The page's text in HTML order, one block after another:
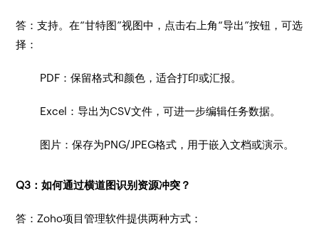
答：支持。在“甘特图”视图中，点击右上角“导出”按钮，可选
择：
PDF：保留格式和颜色，适合打印或汇报。
Excel：导出为CSV文件，可进一步编辑任务数据。
图片：保存为PNG/JPEG格式，用于嵌入文档或演示。
Q3：如何通过横道图识别资源冲突？
答：Zoho项目管理软件提供两种方式：